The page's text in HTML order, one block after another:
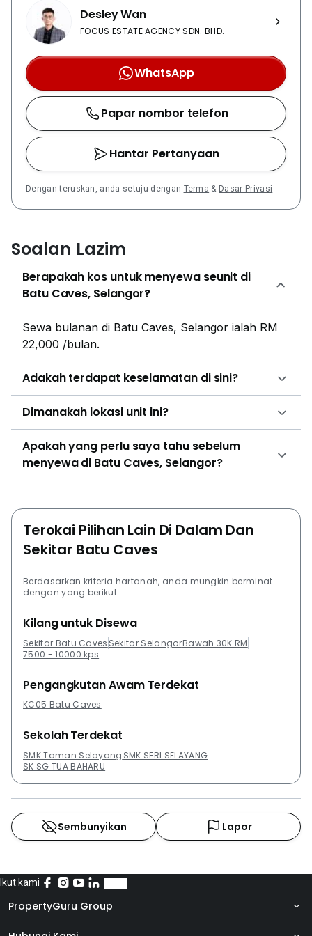
Desley Wan
FOCUS ESTATE AGENCY SDN. BHD.
WhatsApp
Papar nombor telefon
Hantar Pertanyaan
Dengan teruskan, anda setuju dengan Terma & Dasar Privasi
Soalan Lazim
Berapakah kos untuk menyewa seunit di
Batu Caves, Selangor?
Sewa bulanan di Batu Caves, Selangor ialah RM
22,000 /bulan.
Adakah terdapat keselamatan di sini?
Dimanakah lokasi unit ini?
Apakah yang perlu saya tahu sebelum
menyewa di Batu Caves, Selangor?
Terokai Pilihan Lain Di Dalam Dan
Sekitar Batu Caves
Berdasarkan kriteria hartanah, anda mungkin berminat
dengan yang berikut
Kilang untuk Disewa
Sekitar Batu Caves Sekitar SelangorBawah 30K RM
7500 - 10000 kps
Pengangkutan Awam Terdekat
KC05 Batu Caves
Sekolah Terdekat
SMK Taman Selayang SMK SERI SELAYANG
SK SG TUA BAHARU
Sembunyikan Lapor
Ikut kami
PropertyGuru Group